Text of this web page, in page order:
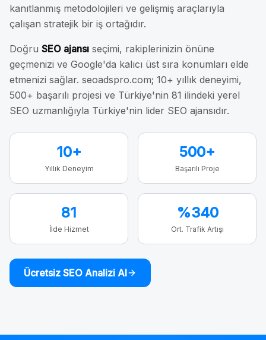
kanıtlanmış metodolojileri ve gelişmiş araçlarıyla
çalışan stratejik bir iş ortağıdır.
Doğru SEO ajansı seçimi, rakiplerinizin önüne
geçmenizi ve Google'da kalıcı üst sıra konumları elde
etmenizi sağlar. seoadspro.com; 10+ yıllık deneyimi,
500+ başarılı projesi ve Türkiye'nin 81 ilindeki yerel
SEO uzmanlığıyla Türkiye'nin lider SEO ajansıdır.
10+
Yıllık Deneyim
500+
Başarılı Proje
81
İlde Hizmet
%340
Ort. Trafik Artışı
Ücretsiz SEO Analizi Al